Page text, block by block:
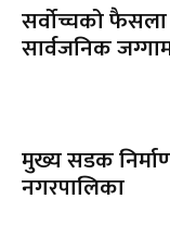
सर्वोच्चको फैसला
सार्वजनिक
मुख्य सडक
नगरपालिका